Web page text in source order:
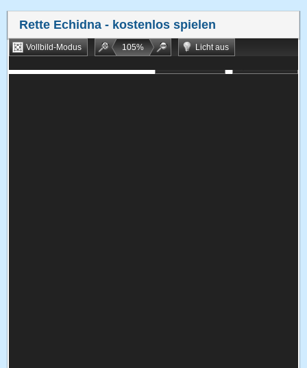
Rette Echidna - kostenlos spielen
Vollbild-Modus 105%
Licht aus